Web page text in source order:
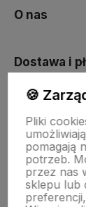
O nas
Dostawa i
Obsługa
🍪
Pliki
pomagają
potrzeb.
przez nas
sklepu lub